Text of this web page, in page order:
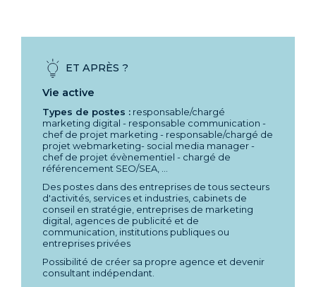
ET APRÈS ?
Vie active
Types de postes : responsable/chargé
marketing digital - responsable communication -
chef de projet marketing - responsable/chargé de
projet webmarketing- social media manager -
chef de projet évènementiel - chargé de
référencement SEO/SEA, ...
Des postes dans des entreprises de tous secteurs
d'activités, services et industries, cabinets de
conseil en stratégie, entreprises de marketing
digital, agences de publicité et de
communication, institutions publiques ou
entreprises privées
Possibilité de créer sa propre agence et devenir
consultant indépendant.